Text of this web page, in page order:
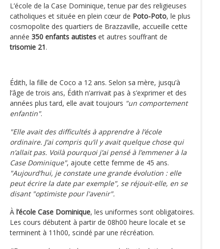
L’école de la Case Dominique, tenue par des religieuses
catholiques et située en plein cœur de Poto-Poto, le plus
cosmopolite des quartiers de Brazzaville, accueille cette
année 350 enfants autistes et autres souffrant de
trisomie 21.
Édith, la fille de Coco a 12 ans. Selon sa mère, jusqu’à
l’âge de trois ans, Édith n’arrivait pas à s’exprimer et des
années plus tard, elle avait toujours "un comportement
enfantin".
"Elle avait des difficultés à apprendre à l’école
ordinaire. J’ai compris qu’il y avait quelque chose qui
n’allait pas. Voilà pourquoi j’ai pensé à l’emmener à la
Case Dominique", ajoute cette femme de 45 ans.
"Aujourd’hui, je constate une grande évolution : elle
peut écrire la date par exemple", se réjouit-elle, en se
disant "optimiste pour l'avenir".
À l’école Case Dominique, les uniformes sont obligatoires.
Les cours débutent à partir de 08h00 heure locale et se
terminent à 11h00, scindé par une récréation.